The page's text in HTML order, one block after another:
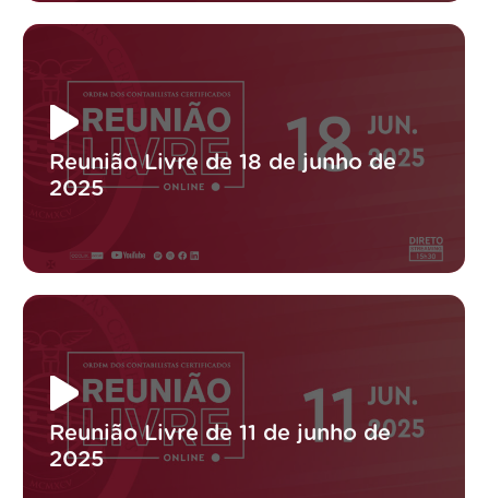
Reunião Livre de 18 de junho de
2025
Reunião Livre de 11 de junho de
2025